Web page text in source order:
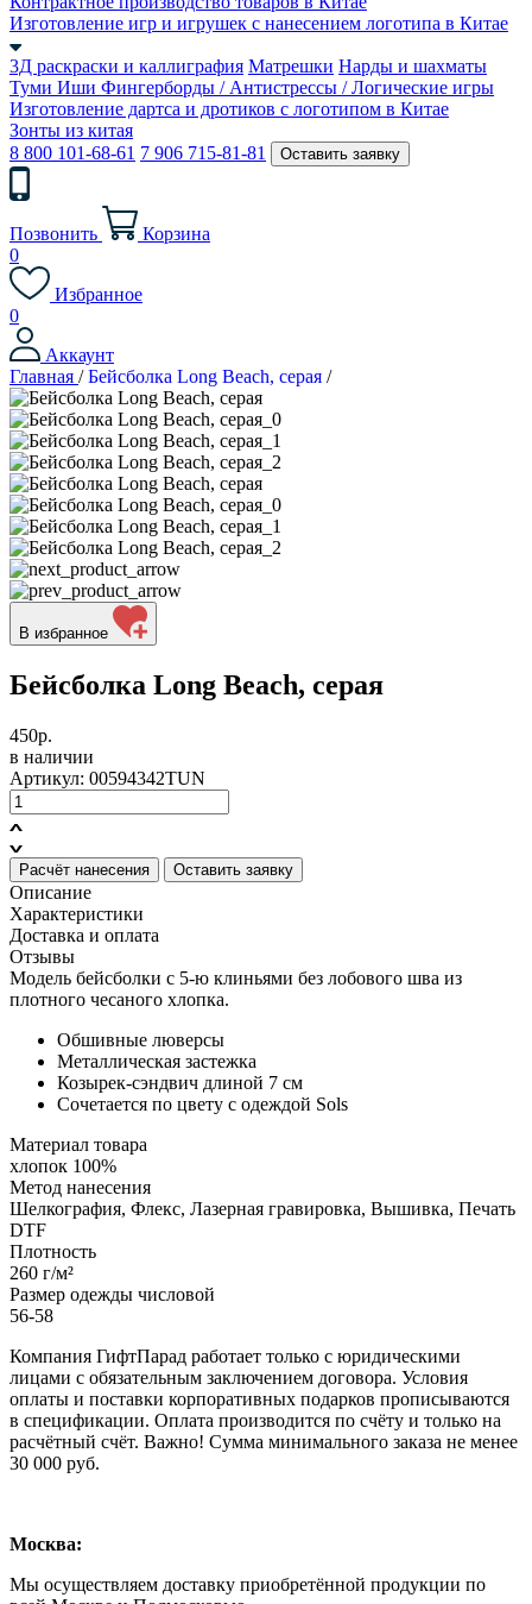
Изготовление игр и игрушек с нанесением логотипа в Китае
3Д раскраски и каллиграфия Матрешки Нарды и шахматы
Туми Иши Фингерборды / Антистрессы / Логические игры
Изготовление дартса и дротиков с логотипом в Китае
Зонты из китая
8 800 101-68-61 7 906 715-81-81 Оставить заявку
Позвонить
Корзина
0
Избранное
0
Аккаунт
Главная / Бейсболка Long Beach, серая /
В избранное
Бейсболка Long Beach, серая
450р.
в наличии
Артикул: 00594342TUN
Расчёт нанесения Оставить заявку
Описание
Характеристики
Доставка и оплата
Отзывы
Модель бейсболки с 5-ю клиньями без лобового шва из
плотного чесаного хлопка.
Обшивные люверсы
Металлическая застежка
Козырек-сэндвич длиной 7 см
Сочетается по цвету с одеждой Sols
Материал товара
хлопок 100%
Метод нанесения
Шелкография, Флекс, Лазерная гравировка, Вышивка, Печать
DTF
Плотность
260 г/м²
Размер одежды числовой
56-58
Компания ГифтПарад работает только с юридическими
лицами с обязательным заключением договора. Условия
оплаты и поставки корпоративных подарков прописываются
в спецификации. Оплата производится по счёту и только на
расчётный счёт. Важно! Сумма минимального заказа не менее
30 000 руб.
Москва:
Мы осуществляем доставку приобретённой продукции по